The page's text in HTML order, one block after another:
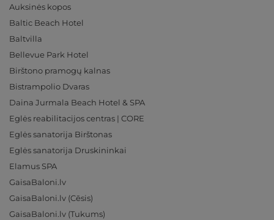
Auksinės kopos
Baltic Beach Hotel
Baltvilla
Bellevue Park Hotel
Birštono pramogų kalnas
Bistrampolio Dvaras
Daina Jurmala Beach Hotel & SPA
Eglės reabilitacijos centras | CORE
Eglės sanatorija Birštonas
Eglės sanatorija Druskininkai
Elamus SPA
GaisaBaloni.lv
GaisaBaloni.lv (Cēsis)
GaisaBaloni.lv (Tukums)